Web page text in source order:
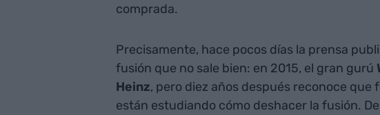
comprada.
Precisamente, hace pocos días la prensa
fusión que no sale bien: en 2015, el gran gurú
Heinz, pero diez años después reconoce
están estudiando cómo deshacer la fusión.